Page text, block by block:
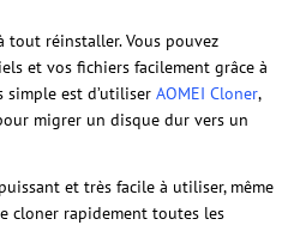
tout réinstaller. Vous pouvez
et vos fichiers facilement grâce à
simple est d’utiliser AOMEI Cloner,
migrer un disque dur vers un
et très facile à utiliser, même
cloner rapidement toutes les